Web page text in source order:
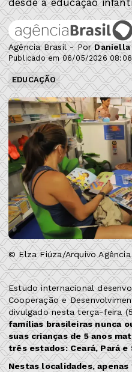
Agência Brasil - Por
Publicado em 06/05/2026 08:06
EDUCAÇÃO
© Elza Fiúza/Arquivo
Estudo internacional
Cooperação e
divulgado nesta terça-feira
famílias brasileiras nunca
suas crianças de 5 anos
três estados: Ceará, Pará e
Nestas localidades,